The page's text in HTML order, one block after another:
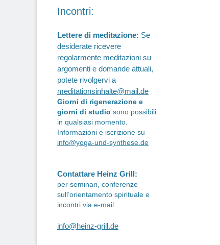
Incontri:
Lettere di meditazione: Se
desiderate ricevere
regolarmente meditazioni su
argomenti e domande attuali,
potete rivolgervi a
meditationsinhalte@mail.de
Giorni di rigenerazione e
giorni di studio sono possibili
in qualsiasi momento.
Informazioni e iscrizione su
info@yoga-und-synthese.de
Contattare Heinz Grill:
per seminari, conferenze
sull’orientamento spirituale e
incontri via e-mail:
info@heinz-grill.de